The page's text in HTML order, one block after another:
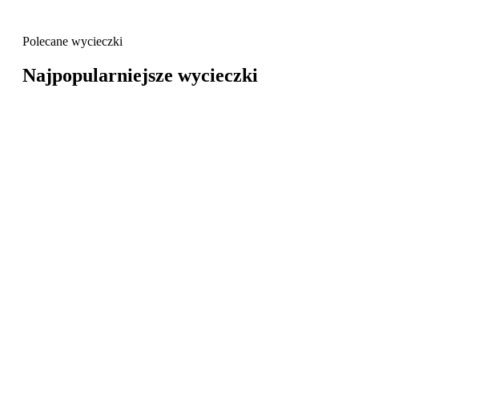
Polecane wycieczki
Najpopularniejsze wycieczki